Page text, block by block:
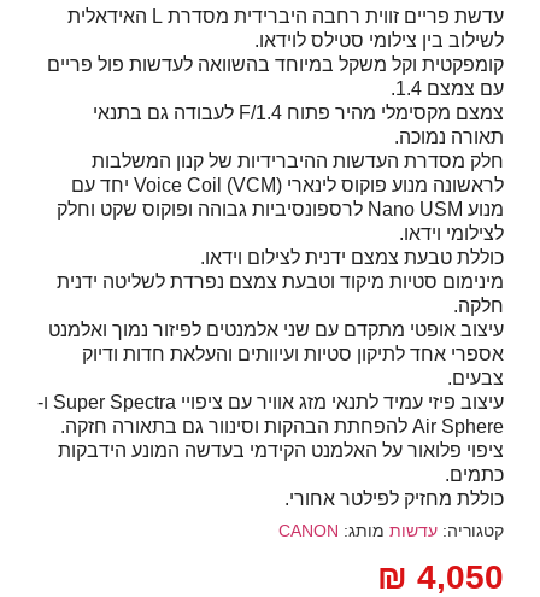
עדשת פריים זווית רחבה היברידית מסדרת L האידאלית
לשילוב בין צילומי סטילס לוידאו.
קומפקטית וקל משקל במיוחד בהשוואה לעדשות פול פריים
עם צמצם 1.4.
צמצם מקסימלי מהיר פתוח F/1.4 לעבודה גם בתנאי
תאורה נמוכה.
חלק מסדרת העדשות ההיברידיות של קנון המשלבות
לראשונה מנוע פוקוס לינארי Voice Coil (VCM) יחד עם
מנוע Nano USM לרספונסיביות גבוהה ופוקוס שקט וחלק
לצילומי וידאו.
כוללת טבעת צמצם ידנית לצילום וידאו.
מינימום סטיות מיקוד וטבעת צמצם נפרדת לשליטה ידנית
חלקה.
עיצוב אופטי מתקדם עם שני אלמנטים לפיזור נמוך ואלמנט
אספרי אחד לתיקון סטיות ועיוותים והעלאת חדות ודיוק
צבעים.
עיצוב פיזי עמיד לתנאי מזג אוויר עם ציפויי Super Spectra ו-
Air Sphere להפחתת הבהקות וסינוור גם בתאורה חזקה.
ציפוי פלואור על האלמנט הקידמי בעדשה המונע הידבקות
כתמים.
כוללת מחזיק לפילטר אחורי.
קטגוריה: עדשות מותג: CANON
₪ 4,050